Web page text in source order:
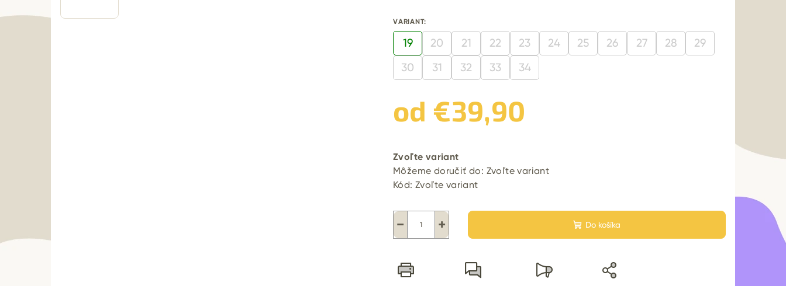
VARIANT:
19 20 21 22 23 24 25 26 27 28
29
30
31 32 33 34
od €39,90
cena:
Zvoľte variant
Môžeme doručiť do: Zvoľte variant
Kód: Zvoľte variant
+
− Do košíka